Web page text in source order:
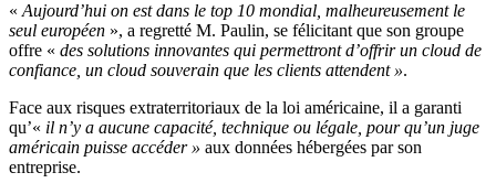
« Aujourd’hui on est dans le top 10 mondial, malheureusement le
seul européen », a regretté M. Paulin, se félicitant que son groupe
offre « des solutions innovantes qui permettront d’offrir un cloud de
confiance, un cloud souverain que les clients attendent ».
Face aux risques extraterritoriaux de la loi américaine, il a garanti
qu’« il n’y a aucune capacité, technique ou légale, pour qu’un juge
américain puisse accéder » aux données hébergées par son
entreprise.